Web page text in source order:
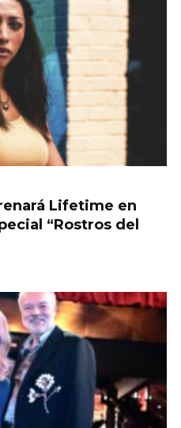
Lifetime en
“Rostros del